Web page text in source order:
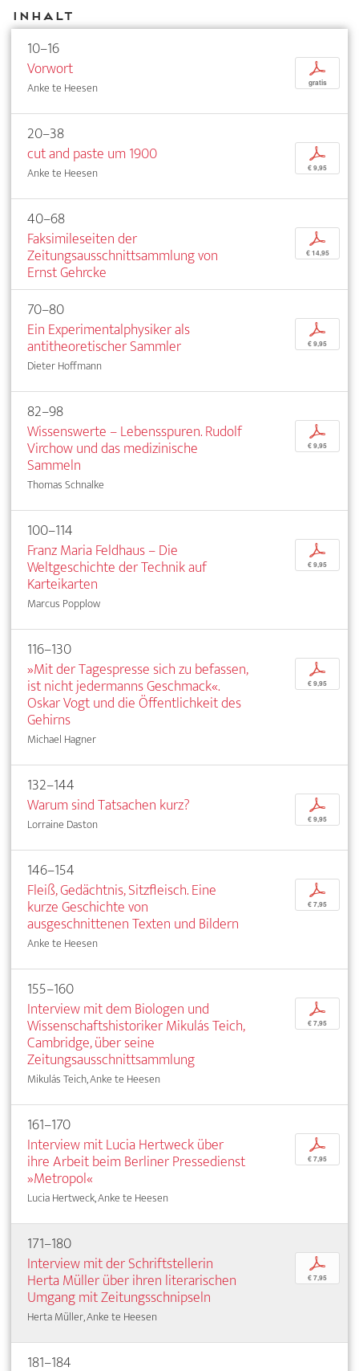
Inhalt
10–16
Vorwort
Anke te Heesen
p
gratis
20–38
cut and paste um 1900
Anke te Heesen
p
€ 9,95
40–68
Faksimileseiten der
Zeitungsausschnittsammlung von
Ernst Gehrcke
p
€ 14,95
70–80
Ein Experimentalphysiker als
antitheoretischer Sammler
Dieter Hoffmann
p
€ 9,95
82–98
Wissenswerte – Lebensspuren. Rudolf
Virchow und das medizinische
Sammeln
Thomas Schnalke
p
€ 9,95
100–114
Franz Maria Feldhaus – Die
Weltgeschichte der Technik auf
Karteikarten
Marcus Popplow
p
€ 9,95
116–130
»Mit der Tagespresse sich zu befassen,
ist nicht jedermanns Geschmack«.
Oskar Vogt und die Öffentlichkeit des
Gehirns
Michael Hagner
p
€ 9,95
132–144
Warum sind Tatsachen kurz?
Lorraine Daston
p
€ 9,95
146–154
Fleiß, Gedächtnis, Sitzfleisch. Eine
kurze Geschichte von
ausgeschnittenen Texten und Bildern
Anke te Heesen
p
€ 7,95
155–160
Interview mit dem Biologen und
Wissenschaftshistoriker Mikulás Teich,
Cambridge, über seine
Zeitungsausschnittsammlung
Mikulás Teich, Anke te Heesen
p
€ 7,95
161–170
Interview mit Lucia Hertweck über
ihre Arbeit beim Berliner Pressedienst
»Metropol«
Lucia Hertweck, Anke te Heesen
p
€ 7,95
171–180
Interview mit der Schriftstellerin
Herta Müller über ihren literarischen
Umgang mit Zeitungsschnipseln
Herta Müller, Anke te Heesen
p
€ 7,95
181–184